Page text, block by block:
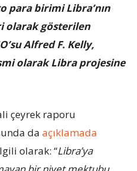
para birimi Libra’nın
olarak gösterilen
Alfred F. Kelly,
olarak Libra projesine
çeyrek raporu
da açıklamada
olarak: “Libra’ya